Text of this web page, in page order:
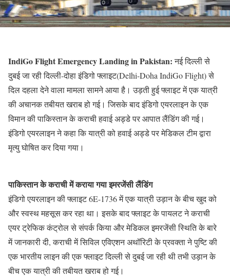
IndiGo Flight Emergency Landing in Pakistan:नई दिल्ली से
दुबई जा रही दिल्ली-दोहा इंडिगो फ्लाइट(Delhi-Doha IndiGo Flight) से
दिल दहला देने वाला मामला सामने आया है। उड़ती हुई फ्लाइट में एक यात्री
की अचानक तबीयत खराब हो गई। जिसके बाद इंडिगो एयरलाइन के एक
विमान की पाकिस्तान के कराची हवाई अड्डे पर आपात लैंडिंग की गई।
इंडिगो एयरलाइन ने कहा कि यात्री को हवाई अड्डे पर मेडिकल टीम द्वारा
मृत्यु घोषित कर दिया गया।
पाकिस्तान के कराची में कराया गया इमरजेंसी लैंडिंग
इंडिगो एयरलाइन की फ्लाइट 6E-1736 में एक यात्री उड़ान के बीच खुद को
और स्वस्थ महसूस कर रहा था। इसके बाद फ्लाइट के पायलट ने कराची
एयर ट्रेफिक कंट्रोल से संपर्क किया और मेडिकल इमरजेंसी स्थिति के बारे
में जानकारी दी, कराची में सिविल एविएशन अथॉरिटी के प्रवक्ता ने पुष्टि की
एक भारतीय लाइन की एक फ्लाइट दिल्ली से दुबई जा रही थी तभी उड़ान के
बीच एक यात्री की तबीयत खराब हो गई।